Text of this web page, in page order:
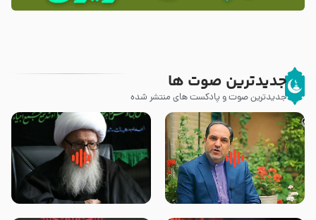
جدیدترین صوت ها
جدیدترین صوت و پادکست های منتشر شده
پیامبر صلی الله علیه وآله و سلم
فرمودند وای بر بچه های آخر
زوّار اربعین امام حسین (علیه
السلام) با این اشتیاق به زیارت